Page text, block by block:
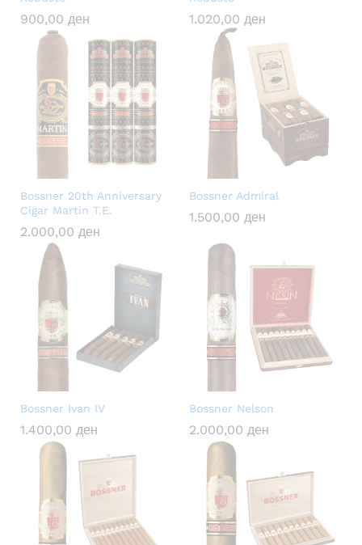
900,00 ден 1.020,00 ден
Bossner 20th Anniversary
Cigar Martin T.E.
2.000,00 ден
Bossner Admiral
1.500,00 ден
Bossner Ivan IV
1.400,00 ден
Bossner Nelson
2.000,00 ден